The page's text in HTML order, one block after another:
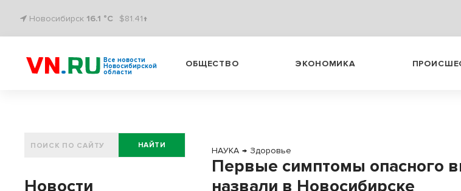
Новосибирск 16.1 °C $81.41↑
Все новости
Новосибирской
области
ОБЩЕСТВО ЭКОНОМИКА
НАУКА → Здоровье
Первые симптомы опасного
назвали в Новосибирске
НАЙТИ
Новости